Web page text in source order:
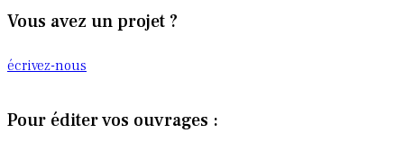
Vous avez un projet ?
écrivez-nous
Pour éditer vos ouvrages :